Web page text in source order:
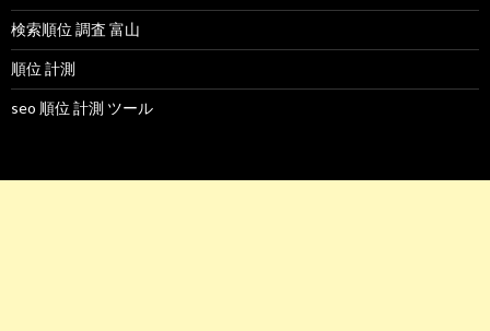
検索順位 調査 富山
順位 計測
seo 順位 計測 ツール